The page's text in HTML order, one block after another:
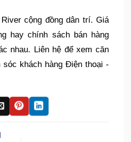
cộng đồng dân trí. Giá
hay chính sách bán hàng
nhau. Liên hệ để xem căn
sóc khách hàng Điện thoại -